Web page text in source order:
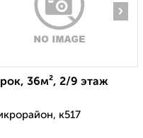
›
36м², 2/9 этаж
к517